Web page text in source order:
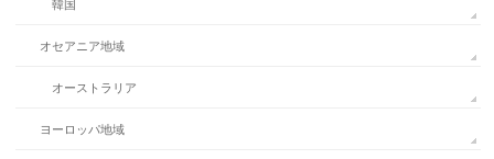
韓国
オセアニア地域
オーストラリア
ヨーロッパ地域